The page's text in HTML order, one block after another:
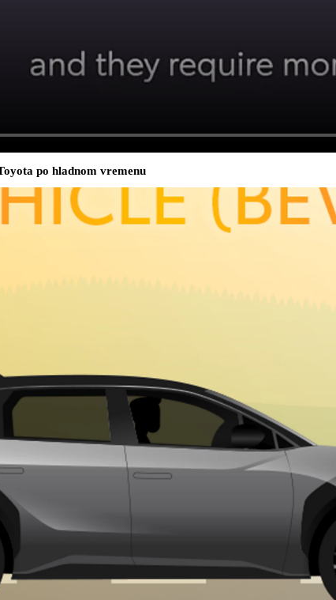
po hladnom vremenu